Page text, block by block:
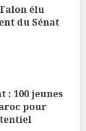
élu
du Sénat
100 jeunes
pour